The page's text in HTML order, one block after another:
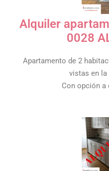
Alquiler
0028
Apartamento de 2
vistas en la
Con opción a